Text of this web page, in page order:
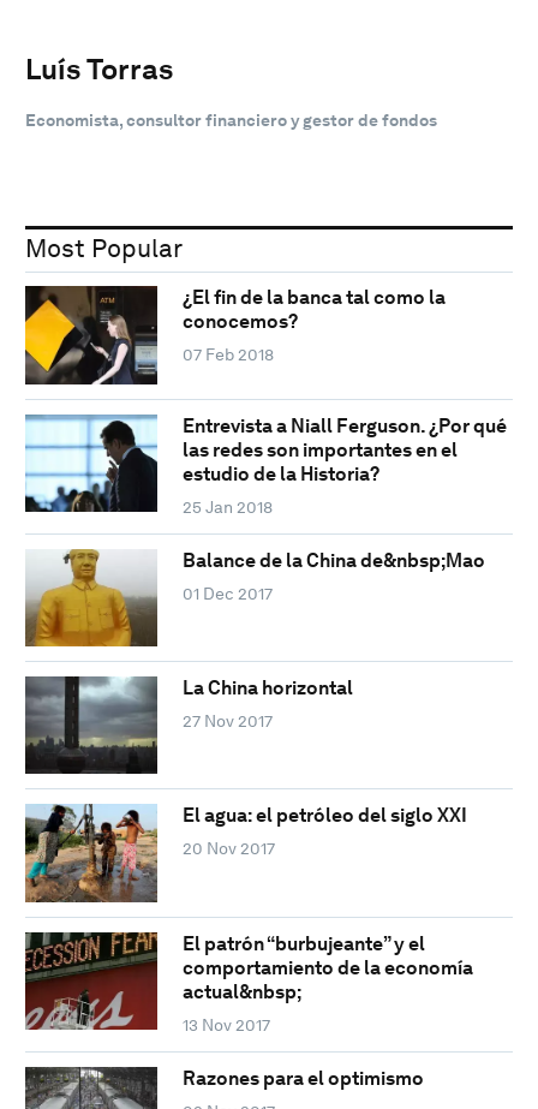
Luís Torras
Economista, consultor financiero y gestor de fondos
Most Popular
¿El fin de la banca tal como la
conocemos?
07 Feb 2018
Entrevista a Niall Ferguson. ¿Por qué
las redes son importantes en el
estudio de la Historia?
25 Jan 2018
Balance de la China de&nbsp;Mao
01 Dec 2017
La China horizontal
27 Nov 2017
El agua: el petróleo del siglo XXI
20 Nov 2017
El patrón “burbujeante” y el
comportamiento de la economía
actual&nbsp;
13 Nov 2017
Razones para el optimismo